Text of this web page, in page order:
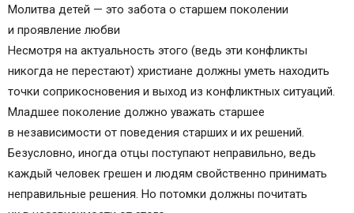
Как правильно обращаться к Богу
Что делать если родители — неверующие
Молитва детей — это забота о старшем поколении
и проявление любви
Несмотря на актуальность этого (ведь эти конфликты
никогда не перестают) христиане должны уметь находить
точки соприкосновения и выход из конфликтных ситуаций.
Младшее поколение должно уважать старшее
в независимости от поведения старших и их решений.
Безусловно, иногда отцы поступают неправильно, ведь
каждый человек грешен и людям свойственно принимать
неправильные решения. Но потомки должны почитать